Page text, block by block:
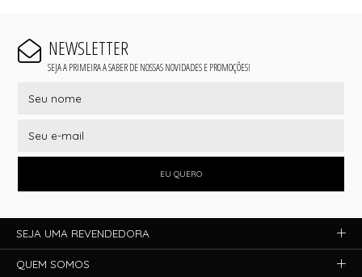
NEWSLETTER
SEJA A PRIMEIRA A SABER DE NOSSAS NOVIDADES E PROMOÇÕES!
EU QUERO
SEJA UMA REVENDEDORA
QUEM SOMOS